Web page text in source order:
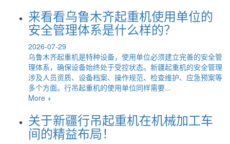
来看看乌鲁木齐起重机使用单位的
安全管理体系是什么样的？
2026-07-29
乌鲁木齐起重机是特种设备，使用单位必须建立完善的安全管
理体系，确保设备始终处于受控状态。新疆起重机的安全管理
涉及人员资质、设备档案、操作规范、检查维护、应急预案等
多个方面。行吊起重机的使用单位同样需要...
More +
关于新疆行吊起重机在机械加工车
间的精益布局！